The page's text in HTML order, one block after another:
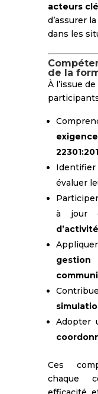
acteurs
d’assurer
dans les
de la
À l’issue
évaluer
à jour
Adopter
Ces
chaque